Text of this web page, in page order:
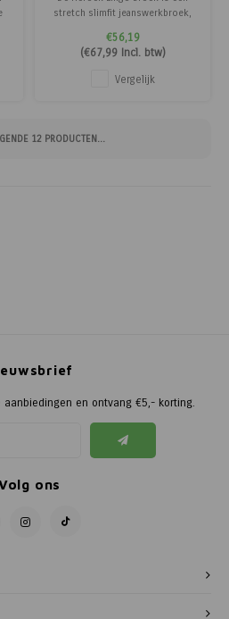
stretch slimfit jeanswerkbroek,
voor dagelijks werk en kluswerk.
€56,19
(€67,99Incl. btw)
Vergelijk
12PRODUCTEN...
en ontvang €5,- korting.
ons